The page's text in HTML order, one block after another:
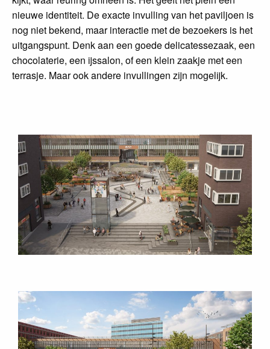
nieuwe identiteit. De exacte invulling van het paviljoen is
nog niet bekend, maar interactie met de bezoekers is het
uitgangspunt. Denk aan een goede delicatessezaak, een
chocolaterie, een ijssalon, of een klein zaakje met een
terrasje. Maar ook andere invullingen zijn mogelijk.